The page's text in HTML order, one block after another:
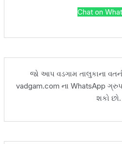
Chat on
જો આપ વડગામ તાલુકાના
vadgam.com ના WhatsApp ગ્રુપ
શકો છો.